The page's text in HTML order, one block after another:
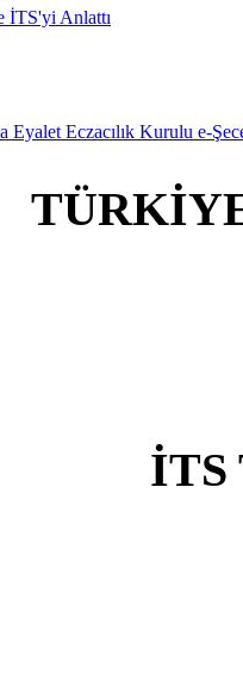
İTS'yi Anlattı
Eczacılık Kurulu e-
İTS